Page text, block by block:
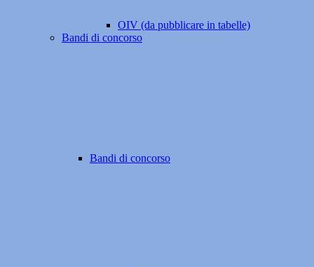
OIV (da pubblicare in tabelle)
Bandi di concorso
Bandi di concorso